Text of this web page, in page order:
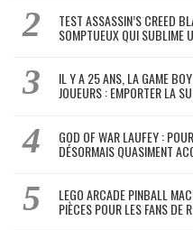
TEST ASSASSIN’S CREED
SOMPTUEUX QUI SUBLIME
IL Y A 25 ANS, LA GAME
JOUEURS : EMPORTER LA
GOD OF WAR LAUFEY :
DÉSORMAIS QUASIMENT
LEGO ARCADE PINBALL
PIÈCES POUR LES FANS DE